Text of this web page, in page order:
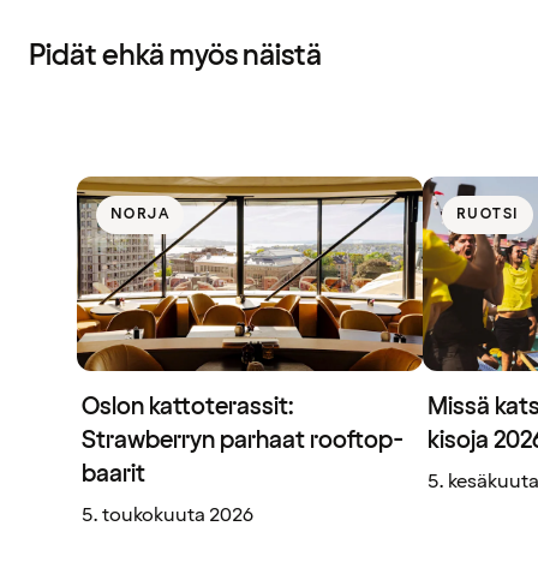
Pidät ehkä myös näistä
NORJA
Oslon kattoterassit:
Strawberryn parhaat rooftop-
baarit
5. toukokuuta 2026
RUOTSI
Missä
kisoja
5.